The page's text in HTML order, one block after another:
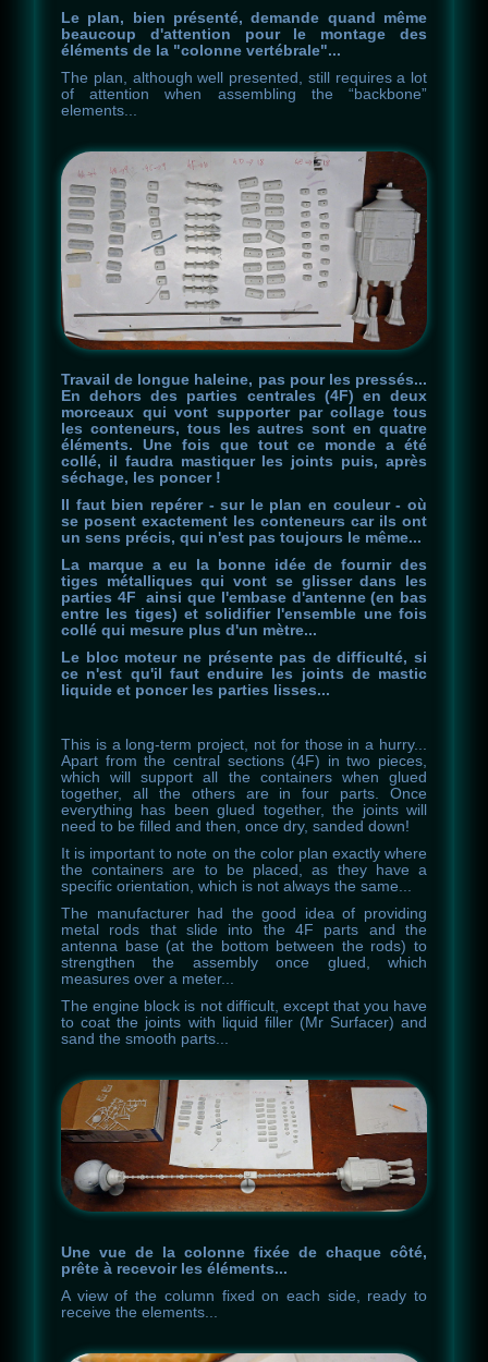
Le plan, bien présenté, demande quand même
beaucoup d'attention pour le montage des
éléments de la "colonne vertébrale"...
The plan although well presented still requires a lot
of
attention when assembling the “backbone”
elements
Travail de longue haleine, pas pour les pressés...
En dehors des parties centrales (4F) en deux
morceaux qui vont supporter par collage tous
les conteneurs, tous les autres sont en quatre
éléments. Une fois que tout ce monde a été
collé, il faudra mastiquer les joints puis, après
séchage, les poncer !
Il faut bien repérer - sur le plan en couleur - où
se posent exactement les conteneurs car ils ont
un sens précis, qui n'est pas toujours le même...
La marque a eu la bonne idée de fournir des
tiges métalliques qui vont se glisser dans les
parties 4F ainsi que l'embase d'antenne (en bas
entre les tiges) et solidifier l'ensemble une fois
collé qui mesure plus d'un mètre...
Le bloc moteur ne présente pas de difficulté, si
ce n'est qu'il faut enduire les joints de mastic
liquide et poncer les parties lisses...
This is a long-term project, not for those in a hurry...
Apart from the central sections (4F) in two pieces,
which will support all the containers when glued
together, all the others are in four parts. Once
everything has been glued together, the joints will
need to be filled and then, once dry, sanded down!
It is important to note on the color plan exactly where
the containers are to be placed, as they have a
specific orientation, which is not always the same...
The manufacturer had the good idea of providing
metal rods that slide into the 4F parts and the
antenna base (at the bottom between the rods) to
strengthen the assembly once glued, which
measures over a meter...
The engine block is not difficult, except that you have
to coat the joints with liquid filler(Mr Surfacer)and
sand the smooth parts
Une vue de la colonne fixée de chaque côté,
prête à recevoir les éléments...
A view of the column fixed on each side, ready to
receive the elements...